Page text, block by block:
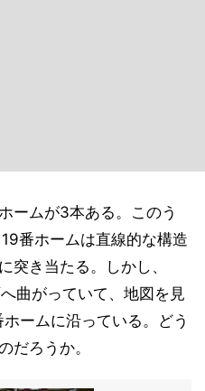
ームが3本ある。このう
番ホームは直線的な構造
突き当たる。しかし、
曲がっていて、地図を見
ームに沿っている。どう
だろうか。